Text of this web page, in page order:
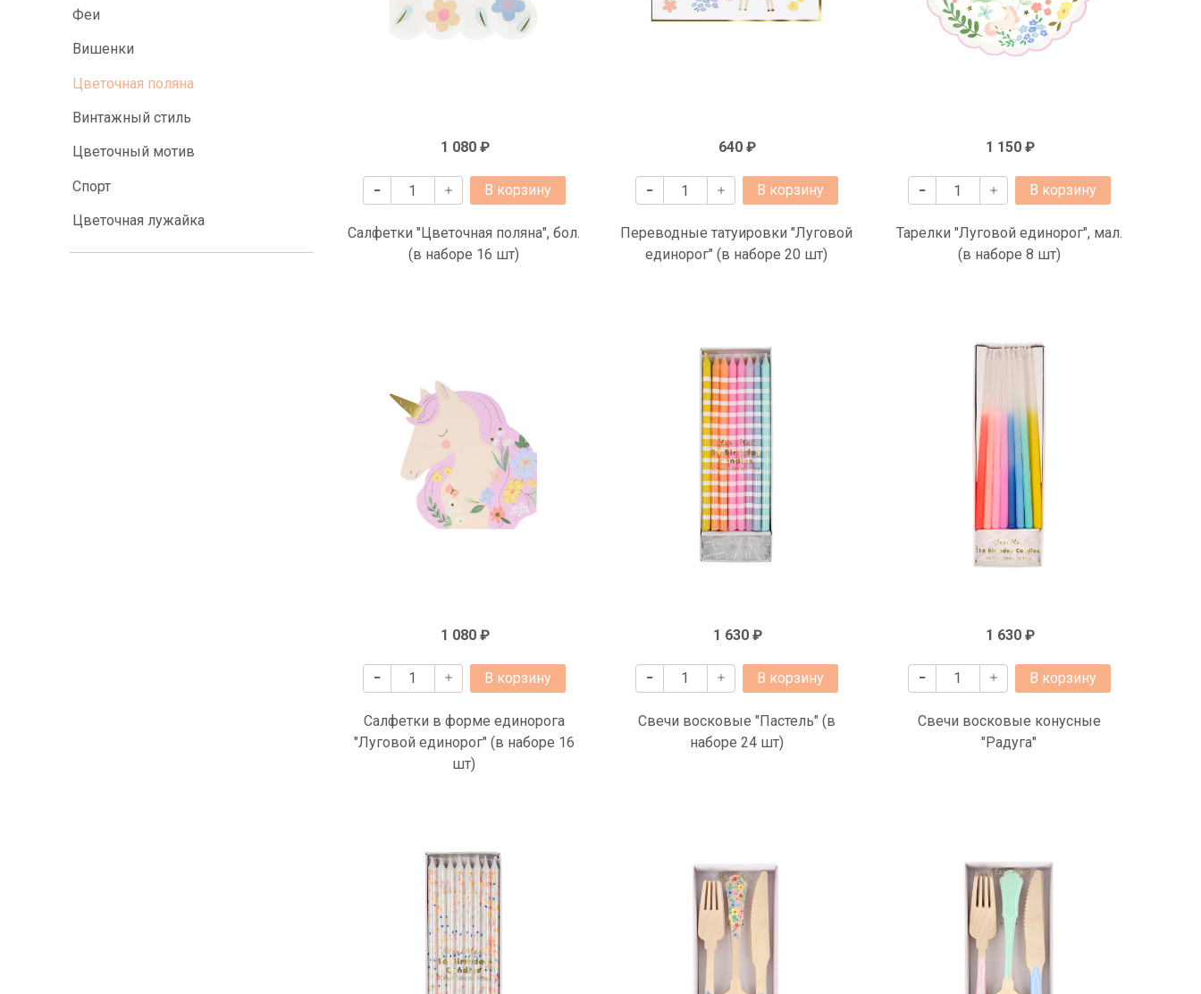
1 080 ₽
В корзину
Салфетки "Цветочная поляна", бол.
(в наборе 16 шт)
640 ₽
В корзину
Переводные татуировки "Луговой
единорог" (в наборе 20 шт)
1 150 ₽
В корзину
Тарелки "Луговой единорог", мал.
(в наборе 8 шт)
1 080 ₽
В корзину
Салфетки в форме единорога
"Луговой единорог" (в наборе 16
шт)
1 630 ₽
В корзину
Свечи восковые "Пастель" (в
наборе 24 шт)
1 630 ₽
В корзину
Свечи восковые конусные
"Радуга"
Феи
Вишенки
Цветочная поляна
Винтажный стиль
Цветочный мотив
Спорт
Цветочная лужайка